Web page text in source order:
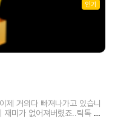
인기
제 거의다 빠져나가고 있습니
재미가 없어져버렸죠..틱톡 계